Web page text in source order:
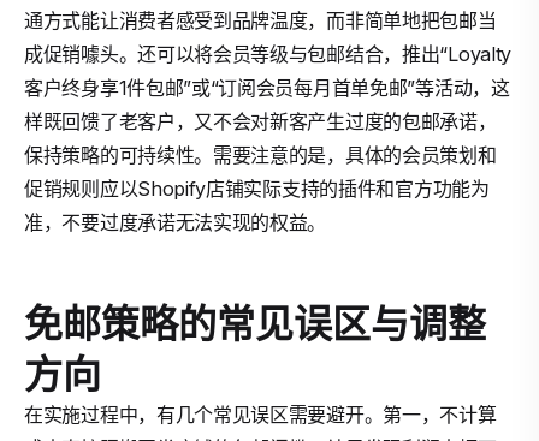
通方式能让消费者感受到品牌温度，而非简单地把包邮当
成促销噱头。还可以将会员等级与包邮结合，推出“Loyalty
客户终身享1件包邮”或“订阅会员每月首单免邮”等活动，这
样既回馈了老客户，又不会对新客产生过度的包邮承诺，
保持策略的可持续性。需要注意的是，具体的会员策划和
促销规则应以Shopify店铺实际支持的插件和官方功能为
准，不要过度承诺无法实现的权益。
免邮策略的常见误区与调整
方向
在实施过程中，有几个常见误区需要避开。第一，不计算